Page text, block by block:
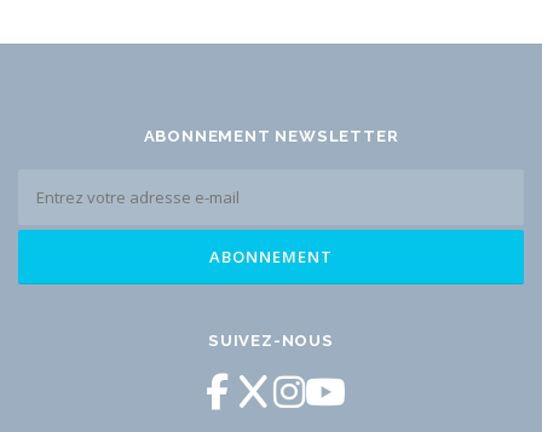
ABONNEMENT NEWSLETTER
SUIVEZ-NOUS